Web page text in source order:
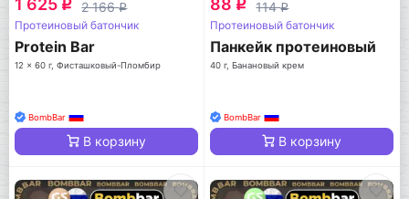
1 625 q 2 166q
Протеиновый батончик
Protein Bar
12 x 60 г, Фисташковый-Пломбир
BombBar
В корзину
88 q 114q
Протеиновый батончик
Панкейк протеиновый
40 г, Банановый крем
BombBar
В корзину